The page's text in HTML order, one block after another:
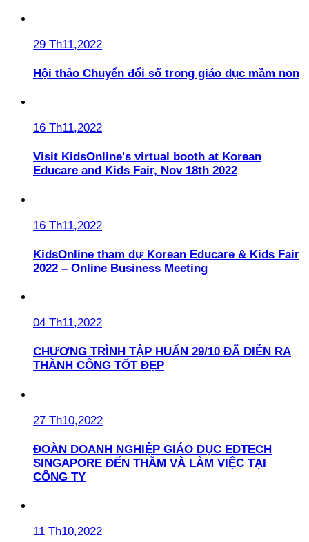
29 Th11,2022
Hội thảo Chuyển đổi số trong giáo dục mầm non
16 Th11,2022
Visit KidsOnline's virtual booth at Korean
Educare and Kids Fair, Nov 18th 2022
16 Th11,2022
KidsOnline tham dự Korean Educare & Kids Fair
2022 – Online Business Meeting
04 Th11,2022
CHƯƠNG TRÌNH TẬP HUẤN 29/10 ĐÃ DIỄN RA
THÀNH CÔNG TỐT ĐẸP
27 Th10,2022
ĐOÀN DOANH NGHIỆP GIÁO DỤC EDTECH
SINGAPORE ĐẾN THĂM VÀ LÀM VIỆC TẠI
CÔNG TY
11 Th10,2022